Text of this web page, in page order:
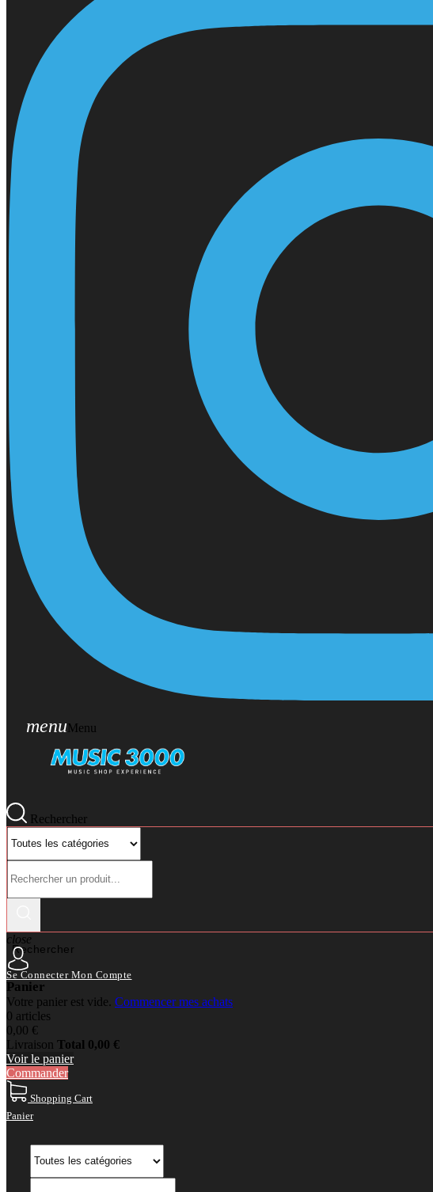
menuMenu
Rechercher
Rechercher
close
Se Connecter Mon Compte
Panier
Votre panier est vide. Commencer mes achats
0 articles
0,00 €
Livraison Total 0,00 €
Voir le panier
Commander
Shopping Cart
Panier